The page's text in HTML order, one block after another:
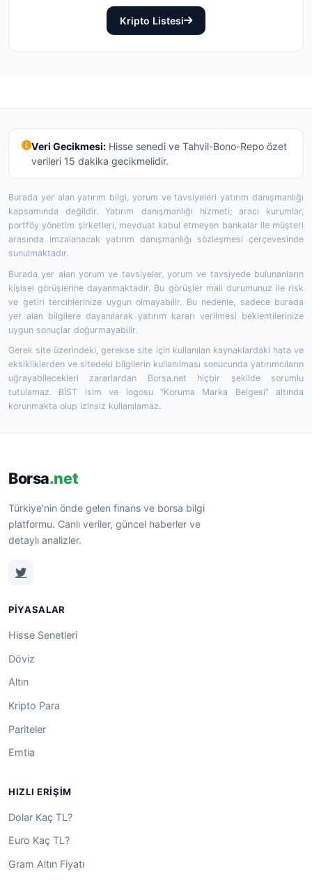
Kripto Listesi
Veri Gecikmesi:Hisse senedi ve Tahvil-Bono-Repo özet
verileri 15 dakika gecikmelidir.
Burada yer alan yatırım bilgi, yorum ve tavsiyeleri yatırım danışmanlığı
kapsamında değildir. Yatırım danışmanlığı hizmeti; aracı kurumlar,
portföy yönetim şirketleri, mevduat kabul etmeyen bankalar ile müşteri
arasında imzalanacak yatırım danışmanlığı sözleşmesi çerçevesinde
sunulmaktadır.
Burada yer alan yorum ve tavsiyeler, yorum ve tavsiyede bulunanların
kişisel görüşlerine dayanmaktadır. Bu görüşler mali durumunuz ile risk
ve getiri tercihlerinize uygun olmayabilir. Bu nedenle, sadece burada
yer alan bilgilere dayanılarak yatırım kararı verilmesi beklentilerinize
uygun sonuçlar doğurmayabilir.
Gerek site üzerindeki, gerekse site için kullanılan kaynaklardaki hata ve
eksikliklerden ve sitedeki bilgilerin kullanılması sonucunda yatırımcıların
uğrayabilecekleri zararlardan Borsa.net hiçbir şekilde sorumlu
tutulamaz. BİST isim ve logosu "Koruma Marka Belgesi" altında
korunmakta olup izinsiz kullanılamaz.
Borsa.net
Türkiye'nin önde gelen finans ve borsa bilgi
platformu. Canlı veriler, güncel haberler ve
detaylı analizler.
PIYASALAR
Hisse Senetleri
Döviz
Altın
Kripto Para
Pariteler
Emtia
HIZLI ERIŞIM
Dolar Kaç TL?
Euro Kaç TL?
Gram Altın Fiyatı